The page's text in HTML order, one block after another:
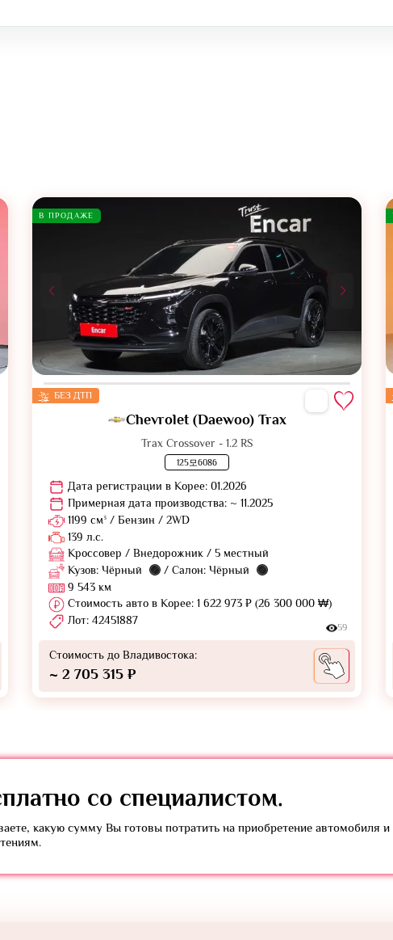
В ПРОДАЖЕ
БЕЗ ДТП
Chevrolet (Daewoo) Trax
Trax Crossover - 1.2 RS
125모6086
Дата регистрации в Корее: 01.2026
Примерная дата производства: ~ 11.2025
1199 см³ / Бензин / 2WD
139 л.с.
Кроссовер / Внедорожник / 5 местный
Кузов: Чёрный
/ Салон: Чёрный
9 543 км
Стоимость авто в Корее: 1 622 973 ₽ (26 300 000 ₩)
Лот: 42451887
59
Стоимость до Владивостока:
~ 2 705 315 ₽
со специалистом.
какую сумму Вы готовы потратить на приобретение автомобиля